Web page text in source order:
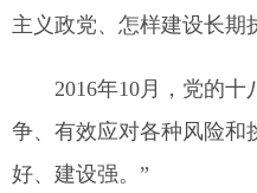
主义政党、怎样建设长期
2016年10月，党的
争、有效应对各种风险和
好、建设强。”